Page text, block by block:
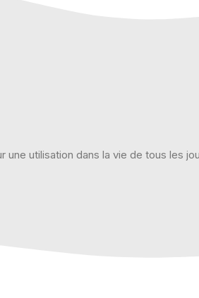
utilisation dans la vie de tous les